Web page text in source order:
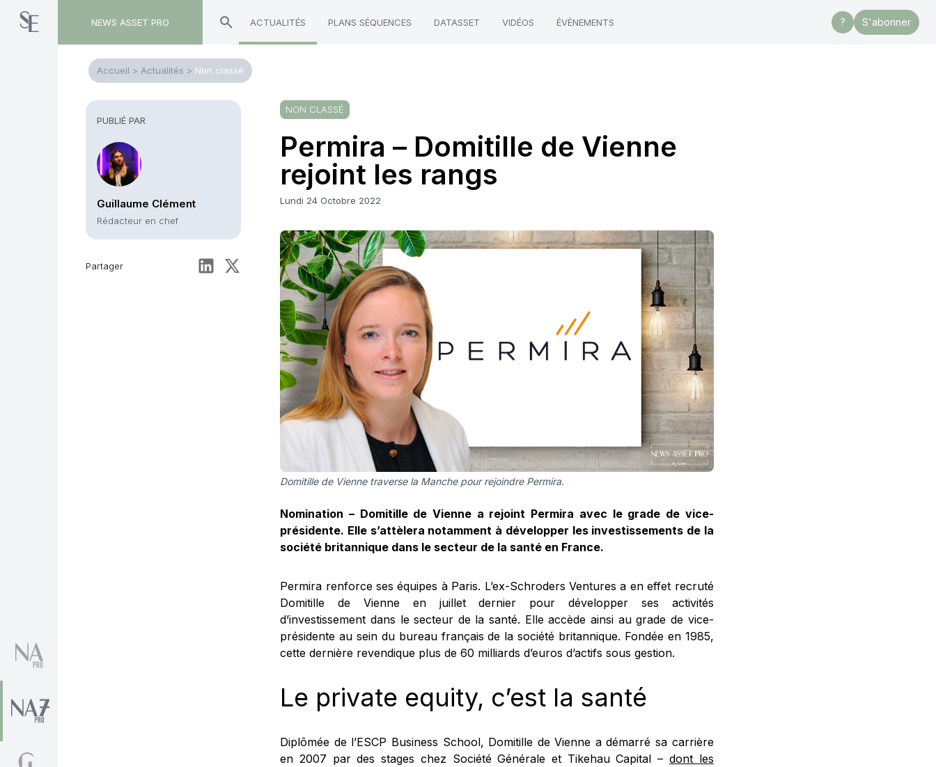
NEWS ASSET PRO ACTUALITÉS PLANS SÉQUENCES DATASSET VIDÉOS ÉVÈNEMENTS ? S'abonner
Accueil > Actualités > Non classé
PUBLIÉ PAR
Guillaume Clément
Rédacteur en chef
Partager
NON CLASSÉ
Permira – Domitille de Vienne
rejoint les rangs
Lundi 24 Octobre 2022
Domitille de Vienne traverse la Manche pour rejoindre Permira.
Nomination – Domitille de Vienne a rejoint Permira avec le grade de vice-
présidente. Elle s’attèlera notamment à développer les investissements de la
société britannique dans le secteur de la santé en France.
Permira renforce ses équipes à Paris. L’ex-Schroders Ventures a en effet recruté
Domitille de Vienne en juillet dernier pour développer ses activités
d’investissement dans le secteur de la santé. Elle accède ainsi au grade de vice-
présidente au sein du bureau français de la société britannique. Fondée en 1985,
cette dernière revendique plus de 60 milliards d’euros d’actifs sous gestion.
Le private equity, c’est la santé
Diplômée de l’ESCP Business School, Domitille de Vienne a démarré sa carrière
en 2007 par des stages chez Société Générale et Tikehau Capital – dont les